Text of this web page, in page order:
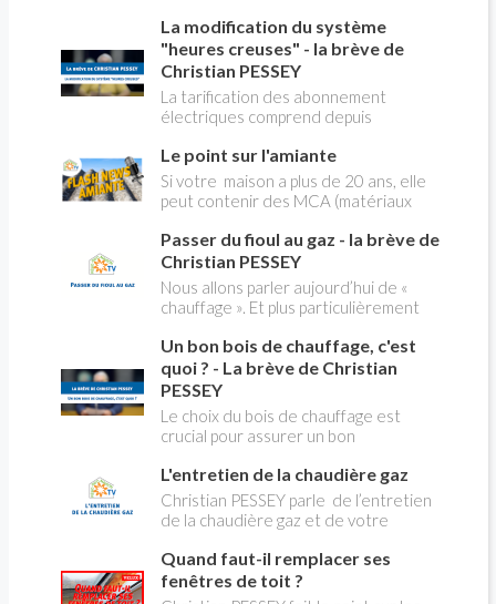
expliquer
La modification du système
"heures creuses" - la brève de
Christian PESSEY
La tarification des abonnement
électriques comprend depuis
pleines, heures creuses. Aujourd'hui
Christian PESSEY vous explique tout
ce qu'il faut savoir sur la nouvelle
modification du système "heures
creuses" qui concerne près de 15
millions de Français !
Le point sur l'amiante
Si votre maison a plus de 20 ans, elle
peut contenir des MCA (matériaux
panique, on fait le point dans notre
flash news n°3 spéciale Amiante et
ses dangers avec Christian Pessey
Passer du fioul au gaz - la brève de
Christian PESSEY
Nous allons parler aujourd’hui de «
chauffage ». Et plus particulièrement
aborder l’abandon du fioul au profit du
gaz.
Un bon bois de chauffage, c'est
quoi ? - La brève de Christian
PESSEY
Le choix du bois de chauffage est
crucial pour assurer un bon
l'impact environnemental. Mais
comment reconnaître un bois de
qualité ? Plusieurs critères entrent en
jeu : le type d'essence, le taux
d'humidité, la densité et la saison de
coupe.
L'entretien de la chaudière gaz
Christian PESSEY parle de l’entretien
de la chaudière gaz et de votre
avez un système par radiateurs ou un
plancher chauffant, qui sont alimentés
par une chaudière au gaz, vous devez
Quand faut-il remplacer ses
fenêtres de toit ?